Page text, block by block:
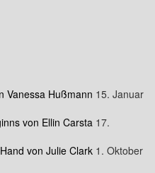
Vanessa Hußmann 15. Januar
von Ellin Carsta 17.
von Julie Clark 1. Oktober